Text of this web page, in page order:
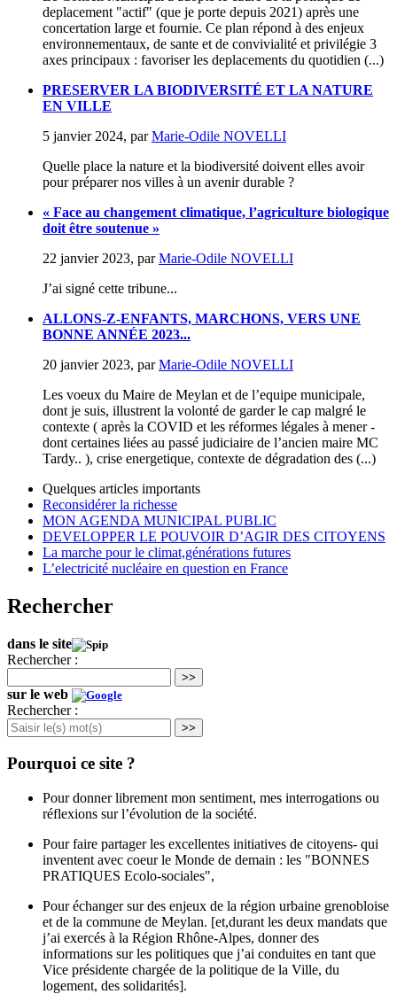
deplacement "actif" (que je porte depuis 2021) après une
concertation large et fournie. Ce plan répond à des enjeux
environnementaux, de sante et de convivialité et privilégie 3
axes principaux : favoriser les deplacements du quotidien (...)
PRESERVER LA BIODIVERSITÉ ET LA NATURE
EN VILLE
5 janvier 2024, parMarie-Odile NOVELLI
Quelle place la nature et la biodiversité doivent elles avoir
pour préparer nos villes à un avenir durable ?
« Face au changement climatique, l’agriculture biologique
doit être soutenue »
22 janvier 2023, parMarie-Odile NOVELLI
J’ai signé cette tribune...
ALLONS-Z-ENFANTS, MARCHONS, VERS UNE
BONNE ANNÉE 2023...
20 janvier 2023, parMarie-Odile NOVELLI
Les voeux du Maire de Meylan et de l’equipe municipale,
dont je suis, illustrent la volonté de garder le cap malgré le
contexte ( après la COVID et les réformes légales à mener -
dont certaines liées au passé judiciaire de l’ancien maire MC
Tardy.. ), crise energetique, contexte de dégradation des (...)
Quelques articles importants
Reconsidérer la richesse
MON AGENDA MUNICIPAL PUBLIC
DEVELOPPER LE POUVOIR D’AGIR DES CITOYENS
La marche pour le climat,générations futures
L’electricité nucléaire en question en France
Rechercher
dans le site
Rechercher :
>>
sur le web
Rechercher :
>>
Pourquoi ce site ?
Pour donner librement mon sentiment, mes interrogations ou
réflexions sur l’évolution de la société.
Pour faire partager les excellentes initiatives de citoyens- qui
inventent avec coeur le Monde de demain : les "BONNES
PRATIQUES Ecolo-sociales",
Pour échanger sur des enjeux de la région urbaine grenobloise
et de la commune de Meylan. [et,durant les deux mandats que
j’ai exercés à la Région Rhône-Alpes, donner des
informations sur les politiques que j’ai conduites en tant que
Vice présidente chargée de la politique de la Ville, du
logement, des solidarités].